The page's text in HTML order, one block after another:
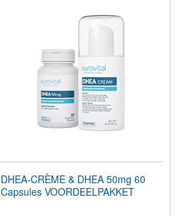
DHEA-CRÈME & DHEA 50mg 60
Capsules VOORDEELPAKKET